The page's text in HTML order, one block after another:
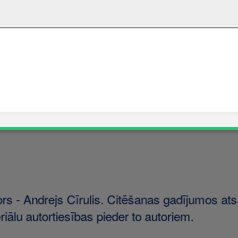
- Andrejs Cīrulis. Citēšanas gadījumos
autortiesības pieder to autoriem.